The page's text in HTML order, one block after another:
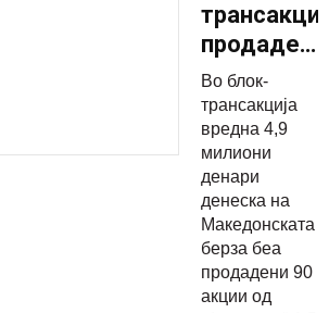
продадени
акции од
„Фершпед“
за 4,9
милиони
денари
Во блок-
трансакција
вредна 4,9
милиони
денари
денеска на
Македонската
берза беа
продадени 90
акции од